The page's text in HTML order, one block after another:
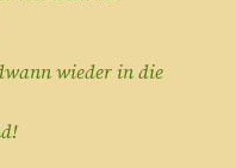
wieder in die